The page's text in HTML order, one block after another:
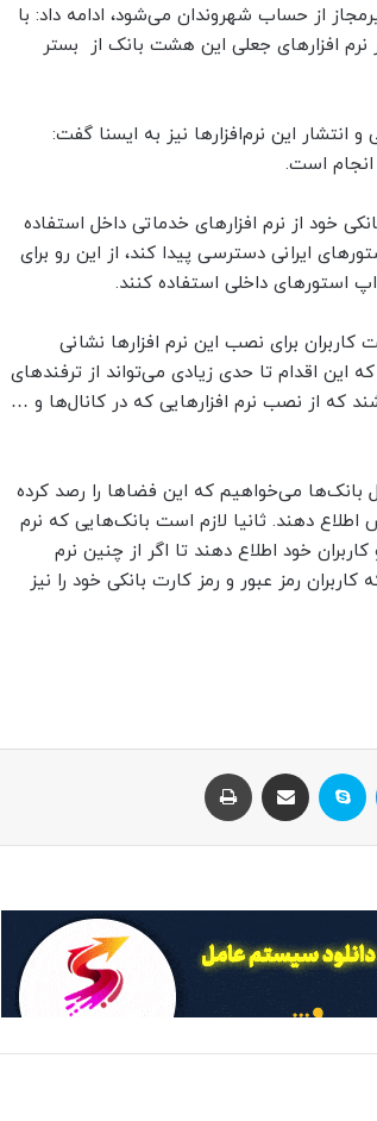
از حساب شهروندان می‌شود، ادامه داد: با
افزارهای جعلی این هشت بانک از بستر
انتشار این نرم‌افزارها نیز به ایسنا گفت:‌
است.
خود از نرم افزارهای خدماتی داخل استفاده
ایرانی دسترسی پیدا کند، از این رو برای
استورهای داخلی استفاده کنند.
برای نصب این نرم افزارها نشانی
این اقدام تا حدی زیادی می‌تواند از ترفندهای
که از نصب نرم افزارهایی که در کانال‌ها و …
بانک‌ها می‌خواهیم که این فضاها را رصد کرده
دهند. ثانیا لازم است بانک‌هایی که نرم
خود اطلاع دهند تا اگر از چنین نرم
رمز عبور و رمز کارت بانکی خود را نیز